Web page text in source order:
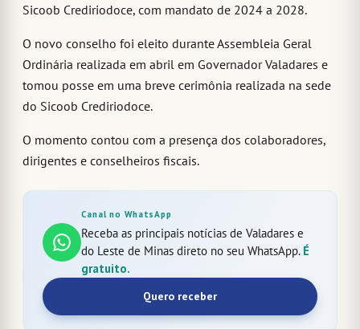
Sicoob Crediriodoce, com mandato de 2024 a 2028.
O novo conselho foi eleito durante Assembleia Geral
Ordinária realizada em abril em Governador Valadares e
tomou posse em uma breve cerimônia realizada na sede
do Sicoob Crediriodoce.
O momento contou com a presença dos colaboradores,
dirigentes e conselheiros fiscais.
Canal no WhatsApp
Receba as principais notícias de Valadares e
do Leste de Minas direto no seu WhatsApp. É
gratuito.
Quero receber